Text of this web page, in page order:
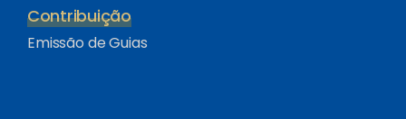
Contribuição
Emissão de Guias